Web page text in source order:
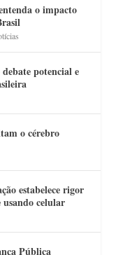
o impacto
potencial e
o cérebro
estabelece rigor
usando celular
Pública